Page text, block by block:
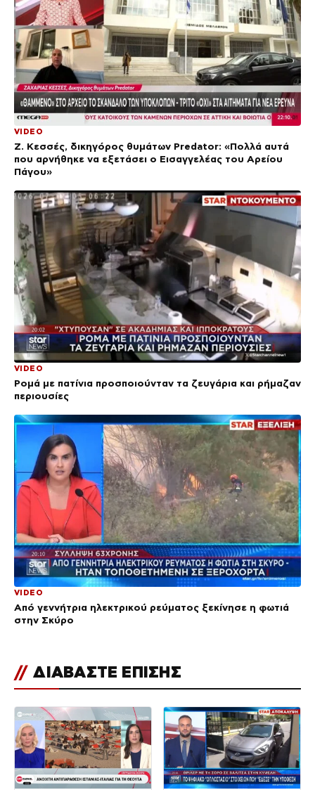
VIDEO
Ζ. Κεσσές, δικηγόρος θυμάτων Predator: «Πολλά αυτά
που αρνήθηκε να εξετάσει ο Εισαγγελέας του Αρείου
Πάγου»
VIDEO
Ρομά με πατίνια προσποιούνταν τα ζευγάρια και ρήμαζαν
περιουσίες
VIDEO
Από γεννήτρια ηλεκτρικού ρεύματος ξεκίνησε η φωτιά
στην Σκύρο
// ΔΙΑΒΑΣΤΕ ΕΠΙΣΗΣ